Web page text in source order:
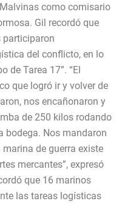
como comisario
Gil recordó que
participaron
del conflicto, en lo
de Tarea 17”. “El
que logró ir y volver de
nos encañonaron y
de 250 kilos rodando
bodega. Nos mandaron
de guerra existe
mercantes”, expresó
que 16 marinos
las tareas logísticas